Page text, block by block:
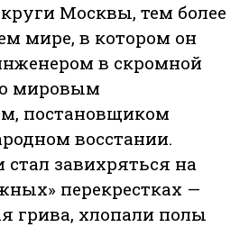
Москвы, тем более
мире, в котором он
в скромной
мировым
постановщиком
восстании.
завихряться на
перекрестках —
грива, хлопали полы